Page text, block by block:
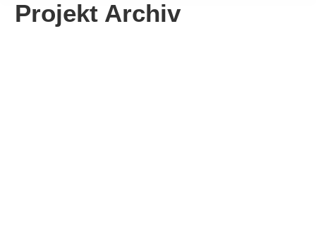
Projekt Archiv